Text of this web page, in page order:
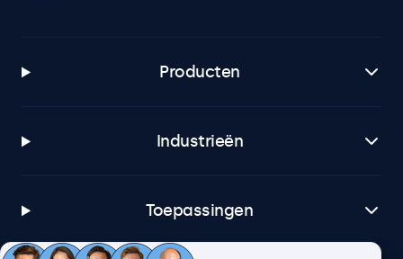
Producten
Industrieën
Toepassingen